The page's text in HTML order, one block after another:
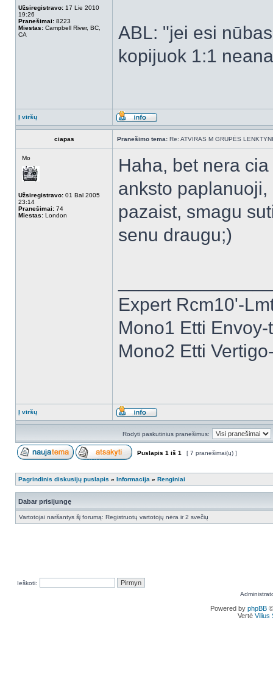
Užsiregistravo: 17 Lie 2010
19:26
Pranešimai: 8223
Miestas: Campbell River, BC,
CA
ABL: "jei esi
kopijuok 1:1
Į viršų
ciapas Pranešimo tema: Re: ATVIRAS M GRUPĖS
Mo
Užsiregistravo: 01 Bal 2005
23:14
Pranešimai: 74
Miestas: London
Haha, bet nera
anksto
pazaist, smagu
senu draugu;)
Expert Rcm10'-
Mono1 Etti
Mono2 Etti
Į viršų
Rodyti paskutinius pranešimus:
Puslapis 1 iš 1 [ 7 pranešimai(ų) ]
Pagrindinis diskusijų puslapis » Informacija » Renginiai
Dabar prisijungę
Vartotojai naršantys šį forumą: Registruotų vartotojų nėra ir 2 svečių
Ieškoti:
Powered by phpBB
Vertė Vilius